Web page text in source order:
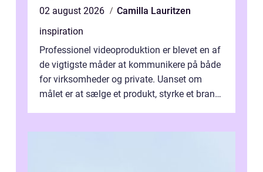
02 august 2026
Camilla Lauritzen
inspiration
Professionel videoproduktion er blevet en af
de vigtigste måder at kommunikere på både
for virksomheder og private. Uanset om
målet er at sælge et produkt, styrke et brand,